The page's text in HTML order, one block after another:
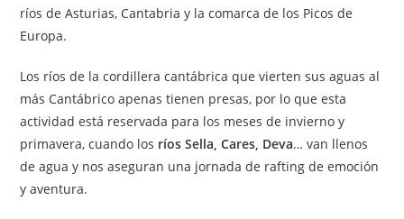
ríos de Asturias, Cantabria y la comarca de los Picos de
Europa.
Los ríos de la cordillera cantábrica que vierten sus aguas al
más Cantábrico apenas tienen presas, por lo que esta
actividad está reservada para los meses de invierno y
primavera, cuando los ríos Sella, Cares, Deva… van llenos
de agua y nos aseguran una jornada de rafting de emoción
y aventura.